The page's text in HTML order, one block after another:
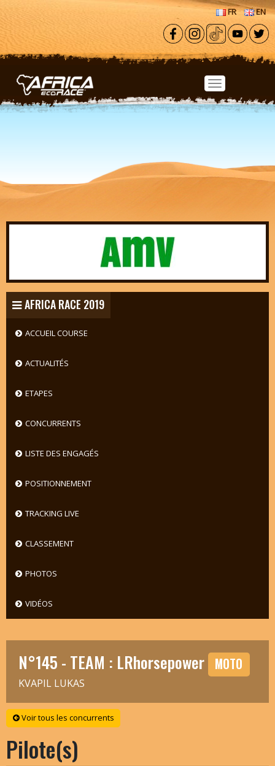
Aller au contenu principal
FR EN
AFRICA RACE 2019
ACCUEIL COURSE
ACTUALITÉS
ETAPES
CONCURRENTS
LISTE DES ENGAGÉS
POSITIONNEMENT
TRACKING LIVE
CLASSEMENT
PHOTOS
VIDÉOS
N°145 - TEAM : LRhorsepower MOTO
KVAPIL LUKAS
Voir tous les concurrents
Pilote(s)